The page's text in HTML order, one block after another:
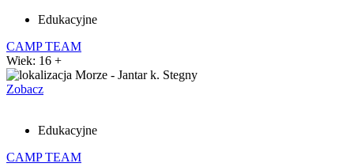
Edukacyjne
CAMP TEAM
Wiek: 16 +
Morze - Jantar k. Stegny
Zobacz
Edukacyjne
CAMP TEAM